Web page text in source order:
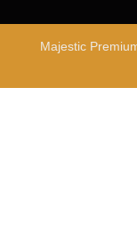
Majestic